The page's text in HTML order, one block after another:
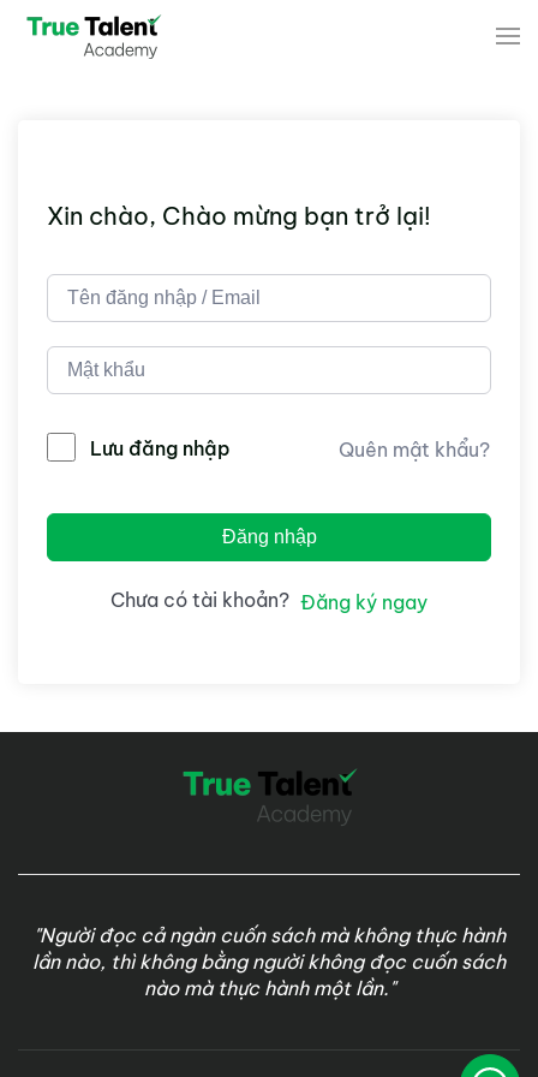
Xin chào, Chào mừng bạn trở lại!
Lưu đăng nhập Quên mật khẩu?
Đăng nhập
Chưa có tài khoản? Đăng ký ngay
"Người đọc cả ngàn cuốn sách mà không thực hành
lần nào, thì không bằng người không đọc cuốn sách
nào mà thực hành một lần."